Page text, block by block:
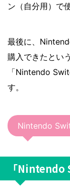
ン（自分用）で
最後に、
購入できたとい
「Nintendo
す。
Nintendo
「Nintendo